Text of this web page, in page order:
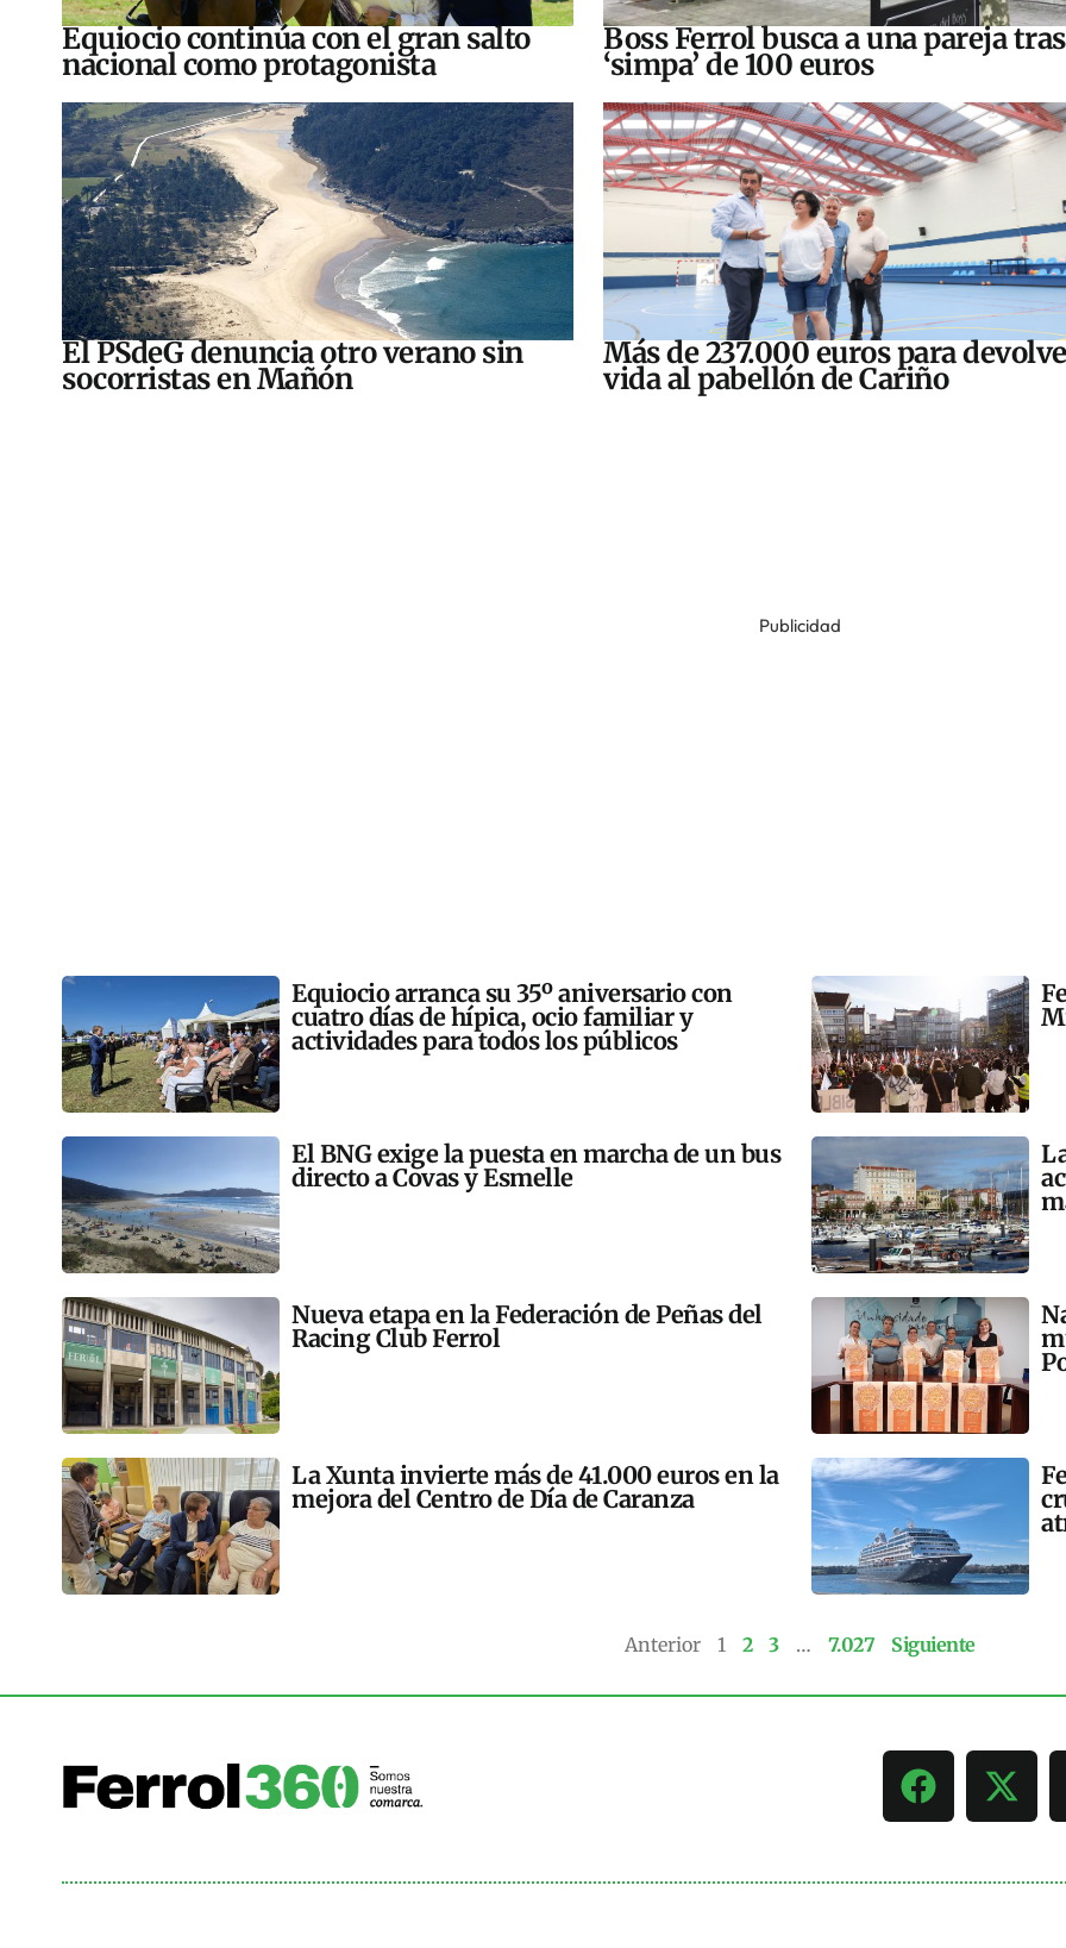
Equiocio continúa con el gran salto
nacional como protagonista
Boss Ferrol busca a una pareja
‘simpa’ de 100 euros
El PSdeG denuncia otro verano sin
socorristas en Mañón
Más de 237.000 euros para
vida al pabellón de Cariño
Publicidad
Equiocio arranca su 35º aniversario con
cuatro días de hípica, ocio familiar y
actividades para todos los públicos
El BNG exige la puesta en marcha de un bus
directo a Covas y Esmelle
Nueva etapa en la Federación de Peñas del
Racing Club Ferrol
La Xunta invierte más de 41.000 euros en la
mejora del Centro de Día de Caranza
Anterior 1 2 3 … 7.027 Siguiente